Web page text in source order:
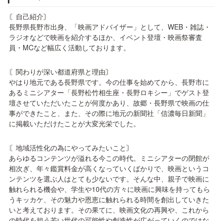
〘自己紹介〙
長野県長野市出身、「映画アドバイザー」として、WEB・雑誌・
ラジオなどで映画を紹介するほか、イベント登壇・映画祭審査
員・MCなど幅広く活動しております。
〘関わりが深い都道府県と理由〙
やはり地元である長野県です。今の仕事を始めてから、長野市に
あるミニシアター「長野松竹相生座・長野ロキシー」でゲスト登
壇させていただいたことが何度かあり、故郷・長野県で映画の仕
事ができたこと、また、その際に地元の新聞社「信濃毎日新聞」
に掲載いただけたことが大変光栄でした。
〘地域活性化の為にやってみたいこと〙
あらゆるコンテンツが溢れる今この時代。ミニシアターの閉館が
相次ぎ、年々鑑賞料金が高くなっていくばかりで、映画というコ
ンテンツを選ぶ人はとても少ないです。そんな中、親子で映画に
触れられる機会や、学生や10代の方々に映画に興味を持ってもら
うキッカケ、その魅力や恩恵に触れられる時間を創出していきた
いと考えております。その果てに、映画文化の再興や、これから